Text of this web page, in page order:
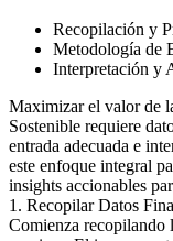
Recopilación y
Metodología de
Interpretación y
Maximizar el valor de
Sostenible requiere
entrada adecuada e
este enfoque integral
insights accionables
1. Recopilar Datos
Comienza recopilando